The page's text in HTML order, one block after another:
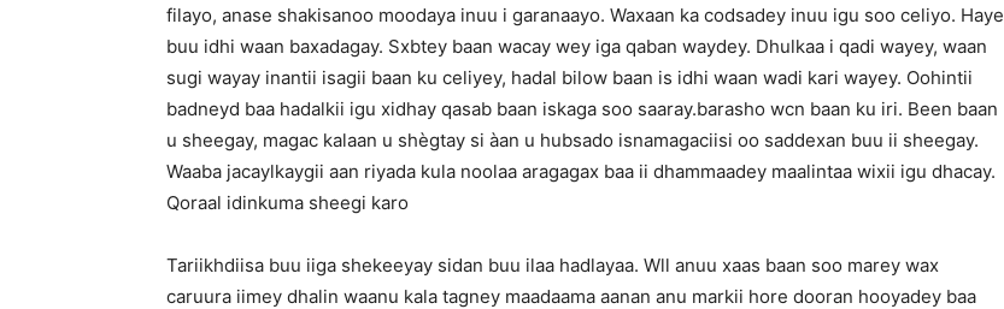
filayo, anase shakisanoo moodaya inuu i garanaayo. Waxaan ka codsadey inuu igu soo celiyo. Haye
buu idhi waan baxadagay. Sxbtey baan wacay wey iga qaban waydey. Dhulkaa i qadi wayey, waan
sugi wayay inantii isagii baan ku celiyey, hadal bilow baan is idhi waan wadi kari wayey. Oohintii
badneyd baa hadalkii igu xidhay qasab baan iskaga soo saaray.barasho wcn baan ku iri. Been baan
u sheegay, magac kalaan u shègtay si àan u hubsado isnamagaciisi oo saddexan buu ii sheegay.
Waaba jacaylkaygii aan riyada kula noolaa aragagax baa ii dhammaadey maalintaa wixii igu dhacay.
Qoraal idinkuma sheegi karo
Tariikhdiisa buu iiga shekeeyay sidan buu ilaa hadlayaa. Wll anuu xaas baan soo marey wax
caruura iimey dhalin waanu kala tagney maadaama aanan anu markii hore dooran hooyadey baa